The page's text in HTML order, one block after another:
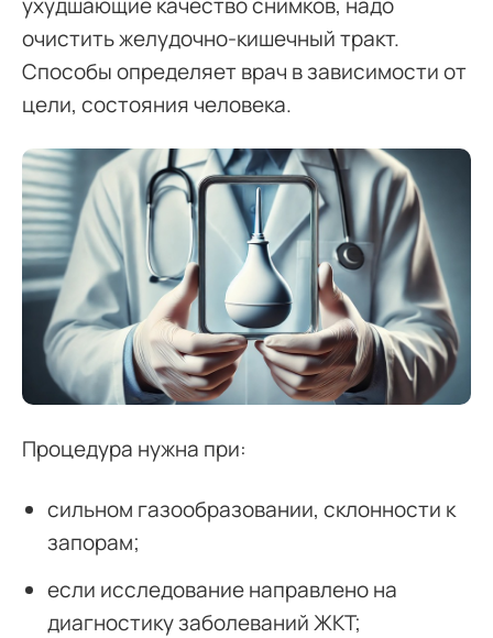
очистить желудочно-кишечный тракт.
Способы определяет врач в зависимости от
цели, состояния человека.
Процедура нужна при:
сильном газообразовании, склонности к
запорам;
если исследование направлено на
диагностику заболеваний ЖКТ;